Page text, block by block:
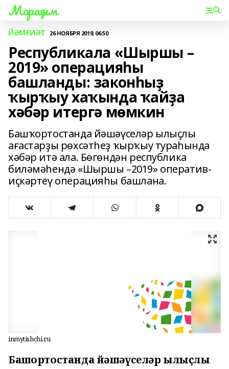
Мораҙым
ЙӘМҒИӘТ 26 НОЯБРЯ 2019, 06:50
Республикала «Шыршы –
2019» операцияһы
башланды: законһыҙ
ҡырҡыу хаҡында ҡайҙа
хәбәр итергә мөмкин
Башҡортостанда йәшәүселәр ылыҫлы
ағастарҙы рөхсәтһеҙ ҡырҡыу тураһында
хәбәр итә ала. Бөгөндән республика
биләмәһендә «Шыршы –2019» оператив-
иҫкәртеү операцияһы башлана.
inmytishchi.ru
Башҡортостанда йәшәүселәр ылыҫлы